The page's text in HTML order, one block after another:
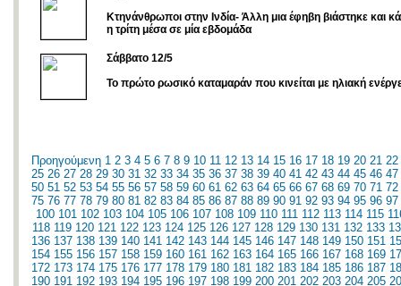
Kτηνάνθρωποι στην Ινδία- Άλλη μια έφηβη βιάστηκε και
η τρίτη μέσα σε μία εβδομάδα
Σάββατο 12/5
Το πρώτο ρωσικό καταμαράν που κινείται με ηλιακή
Προηγούμενη 1 2 3 4 5 6 7 8 9 10 11 12 13 14 15 16 17 18 19 20 21 22
25 26 27 28 29 30 31 32 33 34 35 36 37 38 39 40 41 42 43 44 45 46 47
50 51 52 53 54 55 56 57 58 59 60 61 62 63 64 65 66 67 68 69 70 71 72
75 76 77 78 79 80 81 82 83 84 85 86 87 88 89 90 91 92 93 94 95 96 97
100 101 102 103 104 105 106 107 108 109 110 111 112 113 114 115
118 119 120 121 122 123 124 125 126 127 128 129 130 131 132 133
136 137 138 139 140 141 142 143 144 145 146 147 148 149 150 151
154 155 156 157 158 159 160 161 162 163 164 165 166 167 168 169
172 173 174 175 176 177 178 179 180 181 182 183 184 185 186 187
190 191 192 193 194 195 196 197 198 199 200 201 202 203 204 205